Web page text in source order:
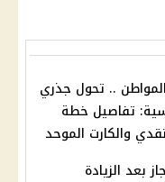
.. تحول جذري
تفاصيل خطة
والكارت الموحد
بعد الزيادة